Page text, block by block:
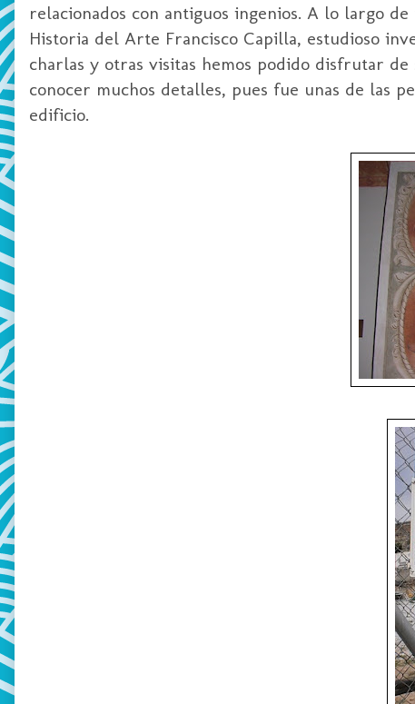
relacionados con antiguos ingenios. A lo largo
Historia del Arte Francisco Capilla, estudioso
charlas y otras visitas hemos podido disfrutar
conocer muchos detalles, pues fue unas de las
edificio.